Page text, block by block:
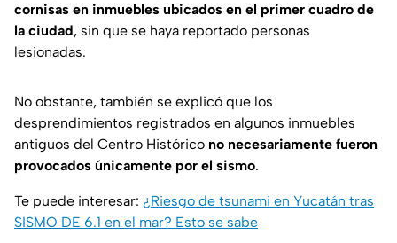
cornisas en inmuebles ubicados en el primer cuadro de
la ciudad, sin que se haya reportado personas
lesionadas.
No obstante, también se explicó que los
desprendimientos registrados en algunos inmuebles
antiguos del Centro Histórico no necesariamente fueron
provocados únicamente por el sismo.
Te puede interesar: ¿Riesgo de tsunami en Yucatán tras
SISMO DE 6.1 en el mar? Esto se sabe